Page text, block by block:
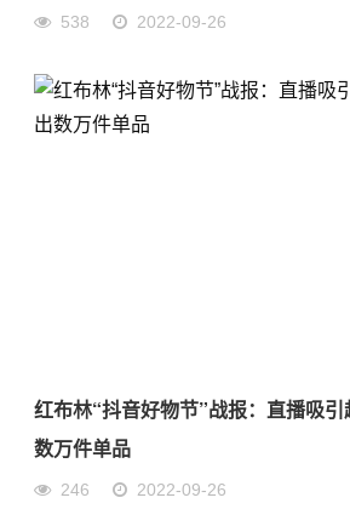
538 2022-09-26
红布林“抖音好物节”战报：直播吸
数万件单品
246 2022-09-26